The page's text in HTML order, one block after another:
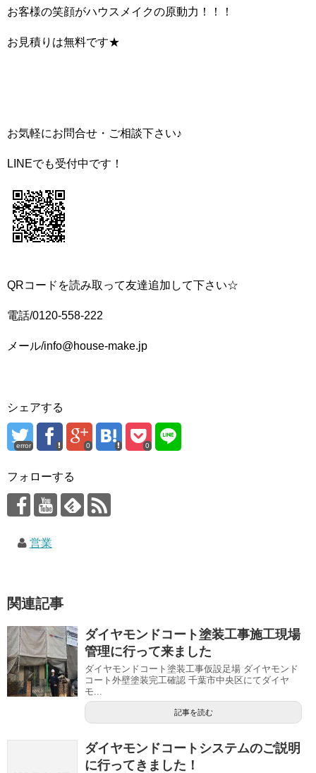
お客様の笑顔がハウスメイクの原動力！！！
お見積りは無料です★
お気軽にお問合せ・ご相談下さい♪
LINEでも受付中です！
QRコードを読み取って友達追加して下さい☆
電話/0120-558-222
メール/info@house-make.jp
シェアする
error 0 0
フォローする
営業
関連記事
ダイヤモンドコート塗装工事施工現場
管理に行って来ました
ダイヤモンドコート塗装工事仮設足場 ダイヤモンド
コート外壁塗装完工確認 千葉市中央区にてダイヤ
モ...
記事を読む
ダイヤモンドコートシステムのご説明
に行ってきました！